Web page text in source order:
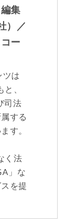
集
）／
ー
は
、
司法
する
す。
く法
」な
を提